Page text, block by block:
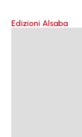
Edizioni Alsaba